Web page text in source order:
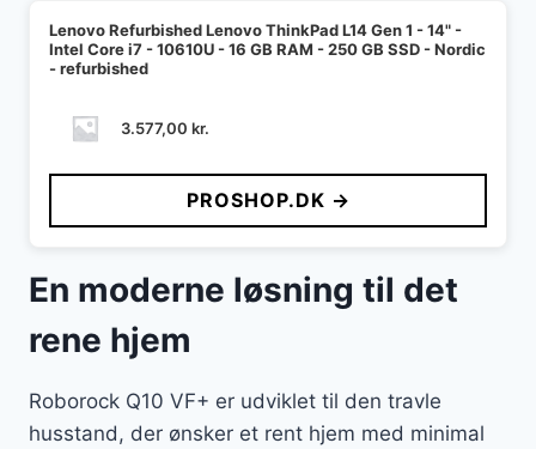
Lenovo Refurbished Lenovo ThinkPad L14 Gen 1 - 14" -
Intel Core i7 - 10610U - 16 GB RAM - 250 GB SSD - Nordic
- refurbished
3.577,00 kr.
PROSHOP.DK →
En moderne løsning til det
rene hjem
Roborock Q10 VF+ er udviklet til den travle
husstand, der ønsker et rent hjem med minimal